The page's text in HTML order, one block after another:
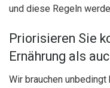
und diese Regeln
Priorisieren Sie
Ernährung als
Wir brauchen